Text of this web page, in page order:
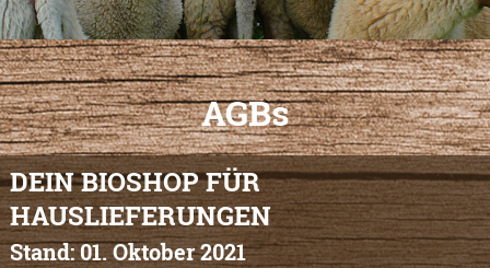
AGBs
DEIN BIOSHOP FÜR
HAUSLIEFERUNGEN
Stand: 01. Oktober 2021